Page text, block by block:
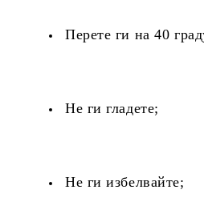
Перете ги на 40
Не ги гладете;
Не ги избелвайте;